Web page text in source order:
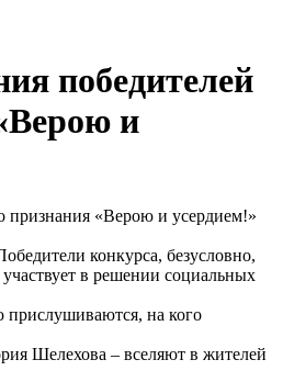
победителей
и
признания «Верою и усердием!»
конкурса, безусловно,
в решении социальных
прислушиваются, на кого
Шелехова – вселяют в жителей